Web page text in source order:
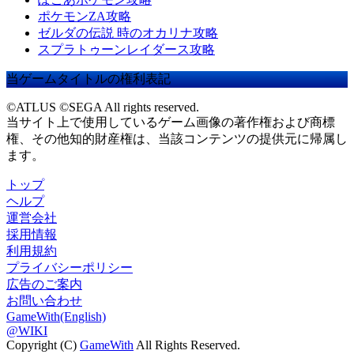
ポケモンZA攻略
ゼルダの伝説 時のオカリナ攻略
スプラトゥーンレイダース攻略
当ゲームタイトルの権利表記
©ATLUS ©SEGA All rights reserved.
当サイト上で使用しているゲーム画像の著作権および商標
権、その他知的財産権は、当該コンテンツの提供元に帰属し
ます。
トップ
ヘルプ
運営会社
採用情報
利用規約
プライバシーポリシー
広告のご案内
お問い合わせ
GameWith(English)
@WIKI
Copyright (C) GameWith All Rights Reserved.